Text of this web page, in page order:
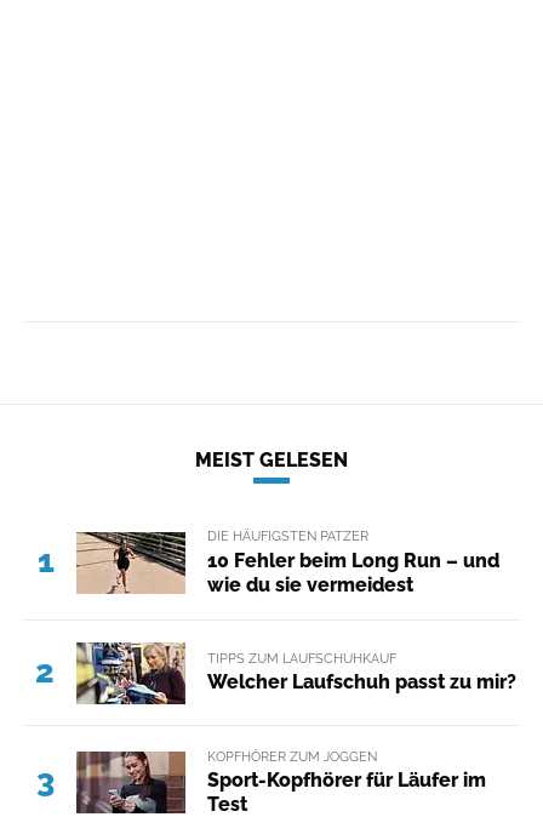
MEIST GELESEN
1
DIE HÄUFIGSTEN PATZER
10 Fehler beim Long Run – und
wie du sie vermeidest
2 TIPPS ZUM LAUFSCHUHKAUF
Welcher Laufschuh passt zu mir?
3
KOPFHÖRER ZUM JOGGEN
Sport-Kopfhörer für Läufer im
Test